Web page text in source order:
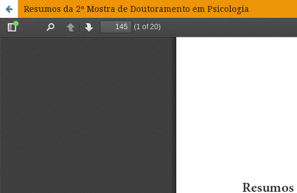
Resumos da 2ª Mostra de Doutoramento em Psicologia